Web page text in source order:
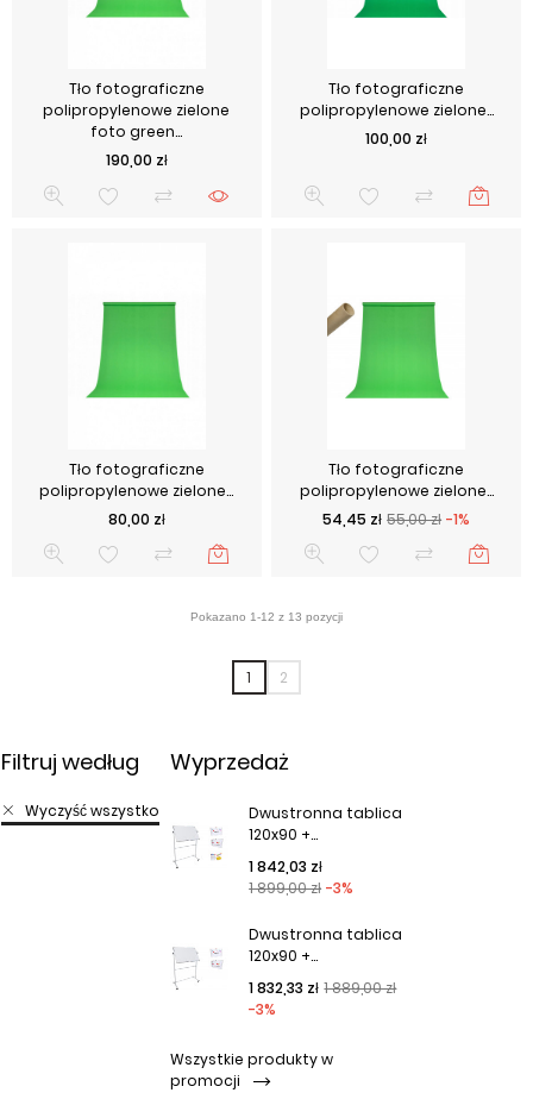
Tło fotograficzne
polipropylenowe zielone
foto green...
Cena
190,00 zł
Tło fotograficzne
polipropylenowe zielone...
Cena
100,00 zł
Tło fotograficzne
polipropylenowe zielone...
Cena
80,00 zł
Tło fotograficzne
polipropylenowe zielone...
Cena podstawowa
55,00 zł -1%
Cena
54,45 zł
1 2
Filtruj według
Wyczyść wszystko
Wyprzedaż
Dwustronna tablica
120x90 +...
Cena podstawowa
1 899,00 zł -3%
Cena
1 842,03 zł
Dwustronna tablica
120x90 +...
Cena podstawowa
1 889,00 zł
-3%
Cena
1 832,33 zł
Wszystkie produkty w
promocji